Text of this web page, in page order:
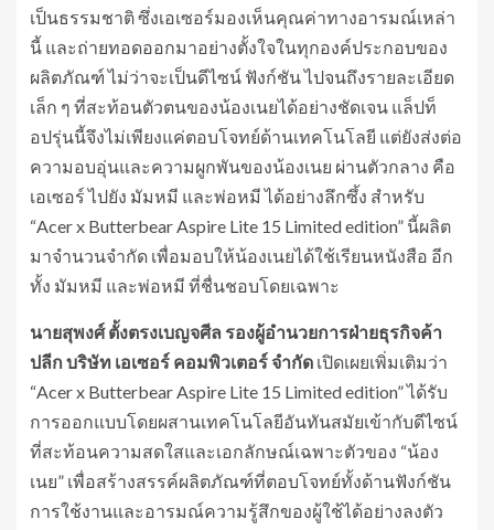
เป็นธรรมชาติ ซึ่งเอเซอร์มองเห็นคุณค่าทางอารมณ์เหล่า
นี้ และถ่ายทอดออกมาอย่างตั้งใจในทุกองค์ประกอบของ
ผลิตภัณฑ์ ไม่ว่าจะเป็นดีไซน์ ฟังก์ชัน ไปจนถึงรายละเอียด
เล็ก ๆ ที่สะท้อนตัวตนของน้องเนยได้อย่างชัดเจน แล็ปท็
อปรุ่นนี้จึงไม่เพียงแค่ตอบโจทย์ด้านเทคโนโลยี แต่ยังส่งต่อ
ความอบอุ่นและความผูกพันของน้องเนย ผ่านตัวกลาง คือ
เอเซอร์ ไปยัง มัมหมี และพ่อหมี ได้อย่างลึกซึ้ง สำหรับ
“Acer x Butterbear Aspire Lite 15 Limited edition” นี้ผลิต
มาจำนวนจำกัด เพื่อมอบให้น้องเนยได้ใช้เรียนหนังสือ อีก
ทั้ง มัมหมี และพ่อหมี ที่ชื่นชอบโดยเฉพาะ
นายสุพงศ์ ตั้งตรงเบญจศีล รองผู้อำนวยการฝ่ายธุรกิจค้า
ปลีก บริษัท เอเซอร์ คอมพิวเตอร์ จำกัด เปิดเผยเพิ่มเติมว่า
“Acer x Butterbear Aspire Lite 15 Limited edition” ได้รับ
การออกแบบโดยผสานเทคโนโลยีอันทันสมัยเข้ากับดีไซน์
ที่สะท้อนความสดใสและเอกลักษณ์เฉพาะตัวของ “น้อง
เนย” เพื่อสร้างสรรค์ผลิตภัณฑ์ที่ตอบโจทย์ทั้งด้านฟังก์ชัน
การใช้งานและอารมณ์ความรู้สึกของผู้ใช้ได้อย่างลงตัว